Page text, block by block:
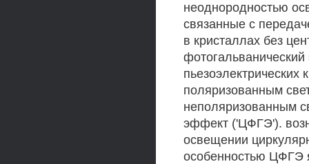
неоднородностью
связанные с
в кристаллах без
поляризованным
неполяризованным
эффект ('ЦФГЭ').
освещении
особенностью ЦФГЭ